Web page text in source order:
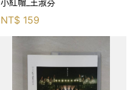
NT$ 159